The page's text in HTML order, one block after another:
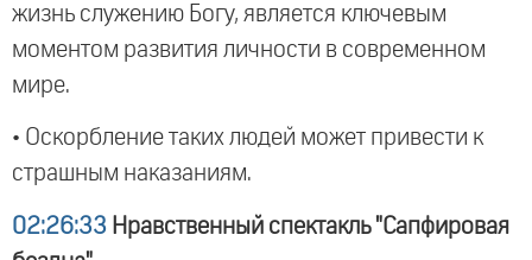
жизнь служению Богу, является ключевым
моментом развития личности в современном
мире.
• Оскорбление таких людей может привести к
страшным наказаниям.
02:26:33 Нравственный спектакль "Сапфировая